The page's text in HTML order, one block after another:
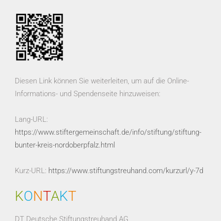
Diesen Link können Sie weiterleiten, um auf die Online-
Informations- und Spendenseite hinzuweisen:
Lang-URL:
https://www.stiftergemeinschaft.de/info/stiftung/stiftung-
bunter-kreis-nordoberpfalz.html
Kurz-URL: https://www.stiftungstreuhand.com/kurzurl/y-7d
KONTAKT
DT Deutsche Stiftungstreuhand AG